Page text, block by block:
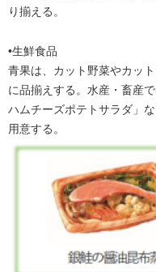
り揃える。
•生鮮食品
青果は、カット野菜やカッ
に品揃えする。水産・畜産
ハムチーズポテトサラダ」
用意する。